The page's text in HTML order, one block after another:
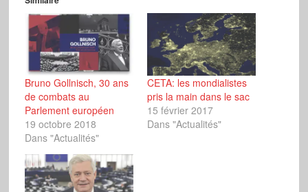
Bruno Gollnisch, 30 ans
de combats au
Parlement européen
19 octobre 2018
Dans "Actualités"
CETA: les mondialistes
pris la main dans le sac
15 février 2017
Dans "Actualités"